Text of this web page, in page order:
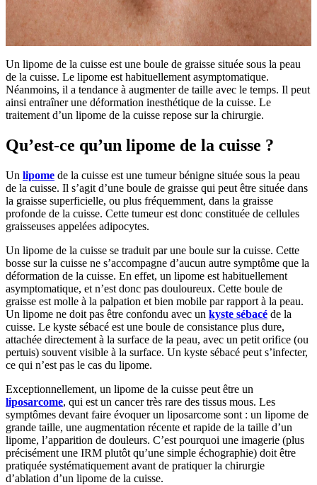
Un lipome de la cuisse est une boule de graisse située sous la peau
de la cuisse. Le lipome est habituellement asymptomatique.
Néanmoins, il a tendance à augmenter de taille avec le temps. Il peut
ainsi entraîner une déformation inesthétique de la cuisse. Le
traitement d’un lipome de la cuisse repose sur la chirurgie.
Qu’est-ce qu’un lipome de la cuisse ?
Un lipome de la cuisse est une tumeur bénigne située sous la peau
de la cuisse. Il s’agit d’une boule de graisse qui peut être située dans
la graisse superficielle, ou plus fréquemment, dans la graisse
profonde de la cuisse. Cette tumeur est donc constituée de cellules
graisseuses appelées adipocytes.
Un lipome de la cuisse se traduit par une boule sur la cuisse. Cette
bosse sur la cuisse ne s’accompagne d’aucun autre symptôme que la
déformation de la cuisse. En effet, un lipome est habituellement
asymptomatique, et n’est donc pas douloureux. Cette boule de
graisse est molle à la palpation et bien mobile par rapport à la peau.
Un lipome ne doit pas être confondu avec un kyste sébacé de la
cuisse. Le kyste sébacé est une boule de consistance plus dure,
attachée directement à la surface de la peau, avec un petit orifice (ou
pertuis) souvent visible à la surface. Un kyste sébacé peut s’infecter,
ce qui n’est pas le cas du lipome.
Exceptionnellement, un lipome de la cuisse peut être un
liposarcome, qui est un cancer très rare des tissus mous. Les
symptômes devant faire évoquer un liposarcome sont : un lipome de
grande taille, une augmentation récente et rapide de la taille d’un
lipome, l’apparition de douleurs. C’est pourquoi une imagerie (plus
précisément une IRM plutôt qu’une simple échographie) doit être
pratiquée systématiquement avant de pratiquer la chirurgie
d’ablation d’un lipome de la cuisse.